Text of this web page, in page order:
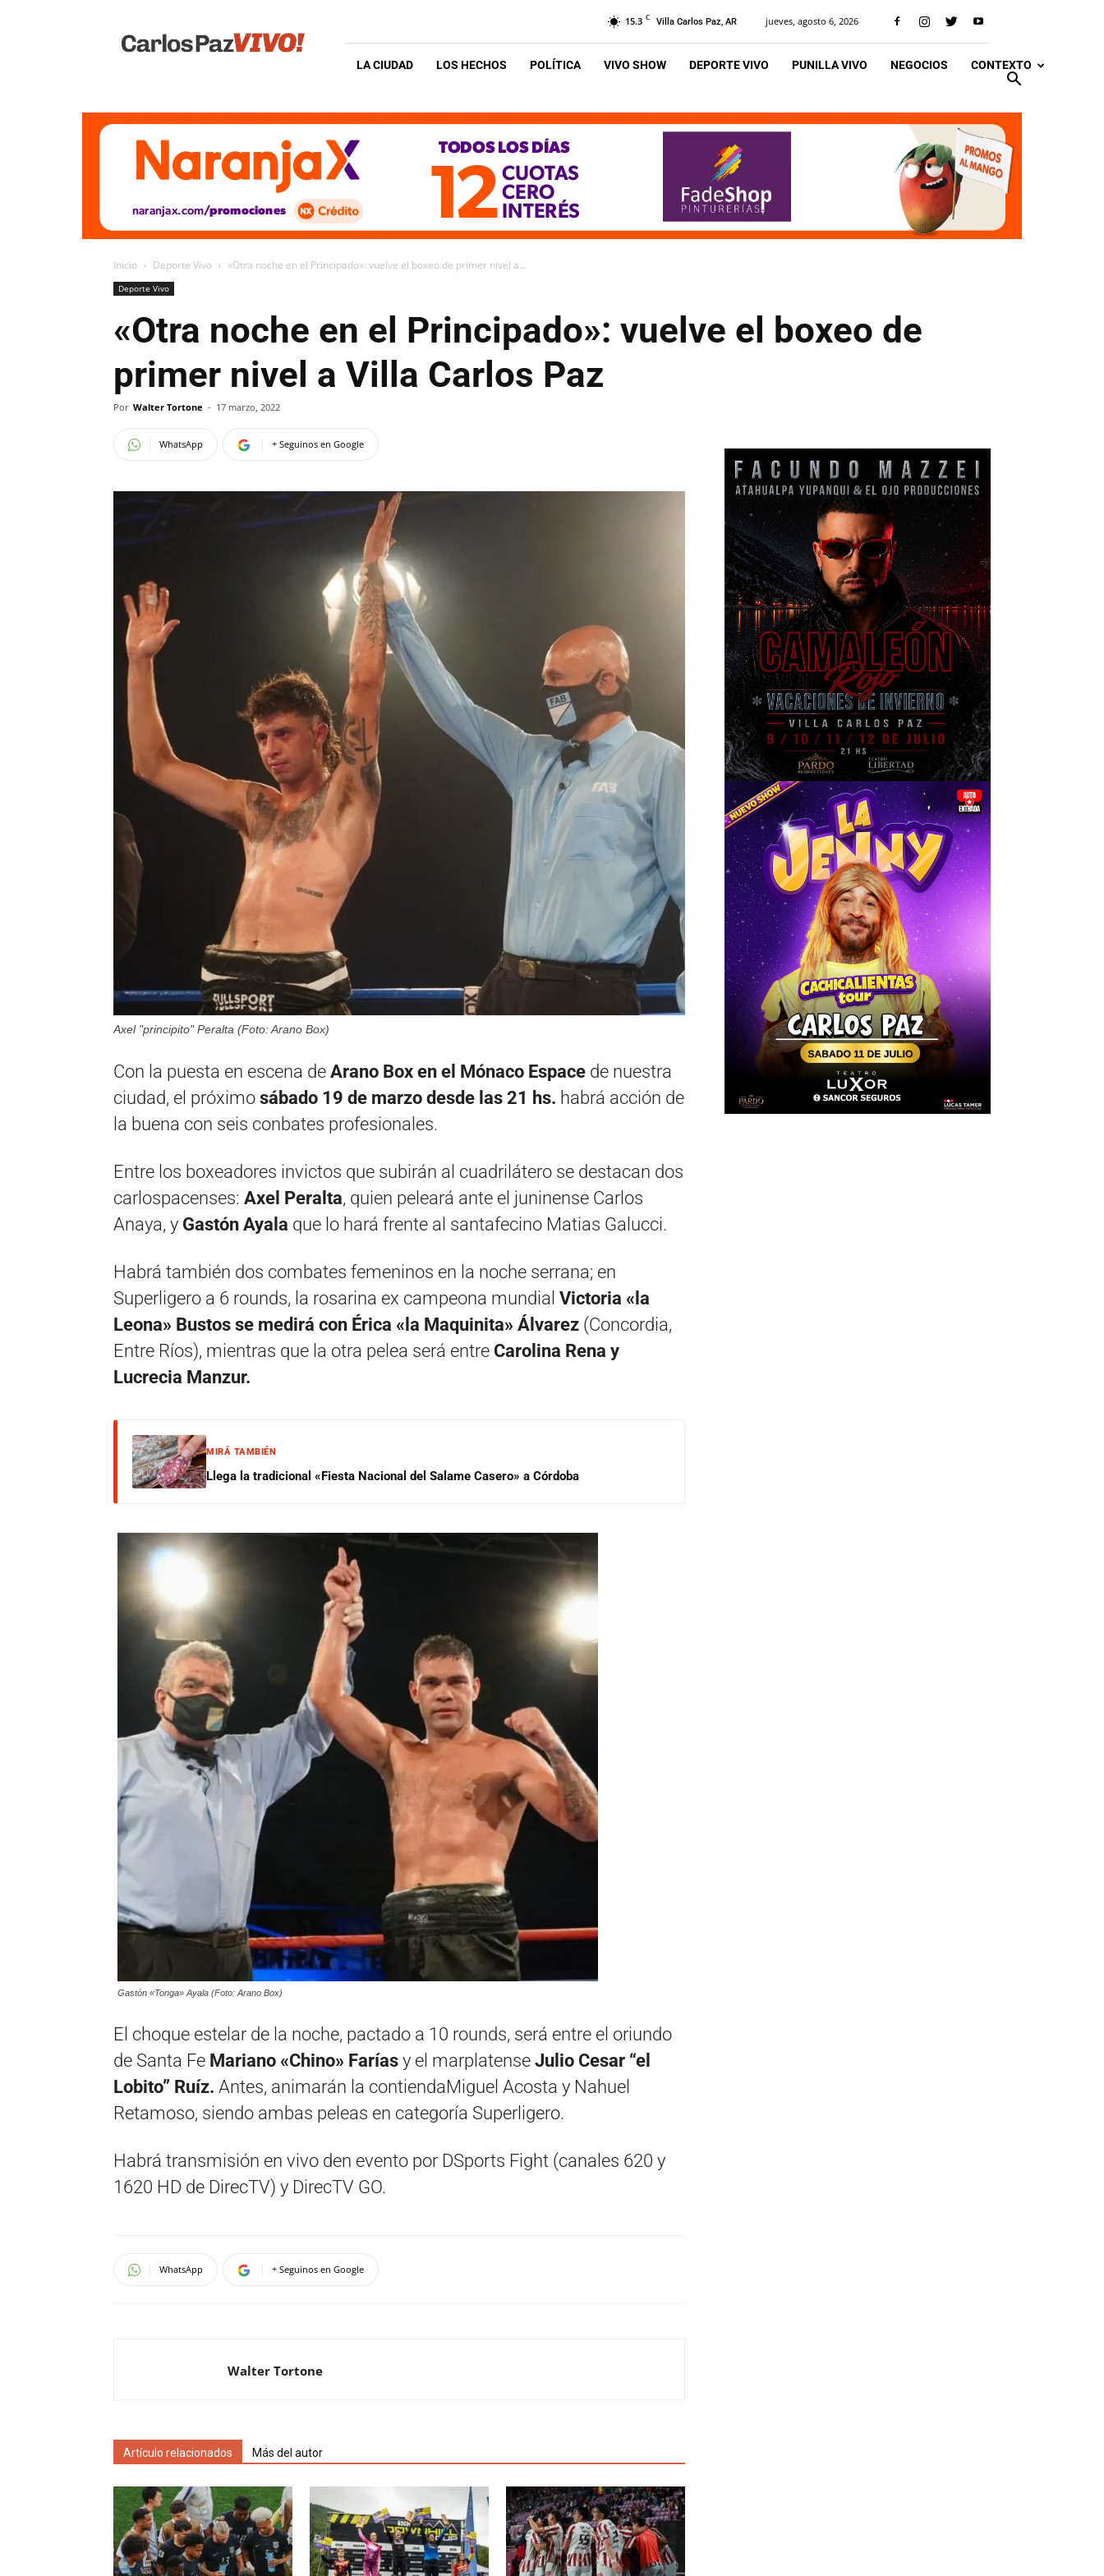
Vivo
15.3 C Villa Carlos Paz, AR jueves, agosto 6, 2026
LA CIUDAD LOS HECHOS POLÍTICA VIVO SHOW DEPORTE VIVO PUNILLA VIVO NEGOCIOS CONTEXTO
Inicio Deporte Vivo «Otra noche en el Principado»: vuelve el boxeo de primer nivel a...
Deporte Vivo
«Otra noche en el Principado»: vuelve el boxeo de
primer nivel a Villa Carlos Paz
Por Walter Tortone - 17 marzo, 2022
WhatsApp + Seguinos en Google
Axel "principito" Peralta (Foto: Arano Box)
Con la puesta en escena de Arano Box en el Mónaco Espace de nuestra
ciudad, el próximo sábado 19 de marzo desde las 21 hs. habrá acción de
la buena con seis conbates profesionales.
Entre los boxeadores invictos que subirán al cuadrilátero se destacan dos
carlospacenses: Axel Peralta, quien peleará ante el juninense Carlos
Anaya, y Gastón Ayala que lo hará frente al santafecino Matias Galucci.
Habrá también dos combates femeninos en la noche serrana; en
Superligero a 6 rounds, la rosarina ex campeona mundial Victoria «la
Leona» Bustos se medirá con Érica «la Maquinita» Álvarez (Concordia,
Entre Ríos), mientras que la otra pelea será entre Carolina Rena y
Lucrecia Manzur.
MIRÁ TAMBIÉN
Llega la tradicional «Fiesta Nacional del Salame Casero» a Córdoba
Gastón «Tonga» Ayala (Foto: Arano Box)
El choque estelar de la noche, pactado a 10 rounds, será entre el oriundo
de Santa Fe Mariano «Chino» Farías y el marplatense Julio Cesar “el
Lobito” Ruíz. Antes, animarán la contiendaMiguel Acosta y Nahuel
Retamoso, siendo ambas peleas en categoría Superligero.
Habrá transmisión en vivo den evento por DSports Fight (canales 620 y
1620 HD de DirecTV) y DirecTV GO.
WhatsApp + Seguinos en Google
Walter Tortone
Artículo relacionados Más del autor